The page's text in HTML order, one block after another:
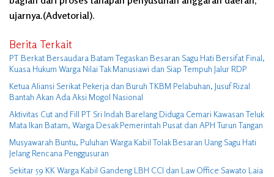
ujarnya.(Advetorial).
Berita Terkait
PT Berkat Bersaudara Batam Tegaskan Besaran Sagu Hati Bersifat Final,
Kuasa Hukum Warga Nilai Tak Manusiawi dan Siap Tempuh Jalur RDP
Ketua Aliansi Serikat Pekerja dan Buruh TKBM Pelabuhan, Jusuf Rizal
Bantah Akan Ada Aksi Mogol Nasional
Aktivitas Cut and Fill PT Sri Indah Barelang Diduga Cemari Kawasan Teluk
Mata Ikan Batam, Warga Desak Pemerintah Pusat dan APH Turun Tangan
Musyawarah Buntu, Puluhan Warga Kabil Tolak Besaran Uang Sagu Hati
Jelang Rencana Penggusuran
Sekitar 59 KK Warga Kabil Gandeng LBH CCI dan Law Office Sawato Laia